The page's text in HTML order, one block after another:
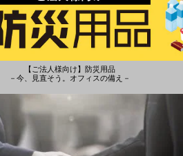
【ご法人様向け】防災用品
－今、見直そう。オフィスの備え－